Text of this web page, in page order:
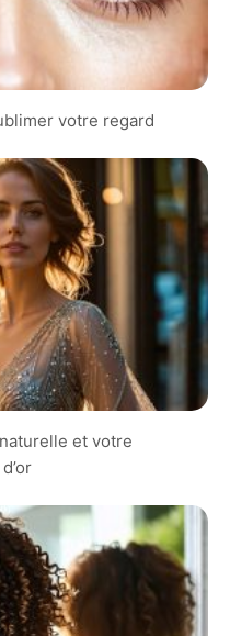
votre regard
et votre